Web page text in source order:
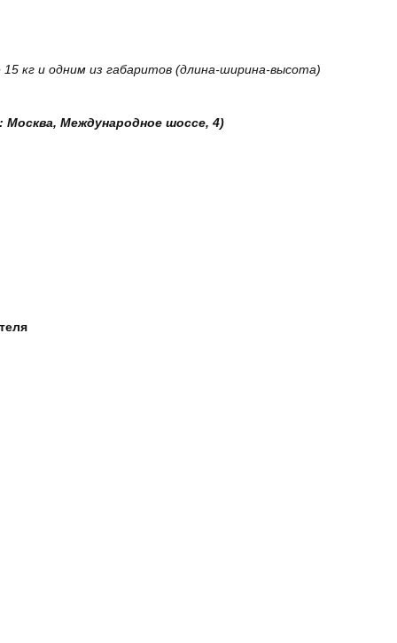
кг и одним из габаритов (длина-ширина-высота)
Москва, Международное шоссе, 4)